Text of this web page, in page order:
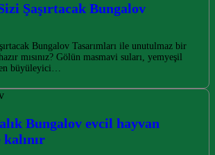
Şaşırtacak Bungalov
Bungalov Tasarımları ile unutulmaz bir
mısınız? Gölün masmavi suları, yemyeşil
büyüleyici…
Bungalov evcil hayvan